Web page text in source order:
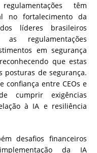
têm
no fortalecimento da
líderes brasileiros
regulamentações
em segurança
que estas
posturas de segurança.
confiança entre CEOs e
cumprir exigências
à IA e resiliência
desafios financeiros
da IA